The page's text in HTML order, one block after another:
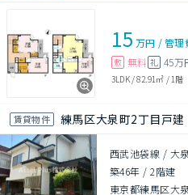
15 万円 /管理
敷 無料 礼 45万
3LDK/82.91㎡ / 1階
賃貸物件 練馬区大泉町2丁目戸建
西武池袋線 / 大
築46年 /2階建
東京都練馬区大